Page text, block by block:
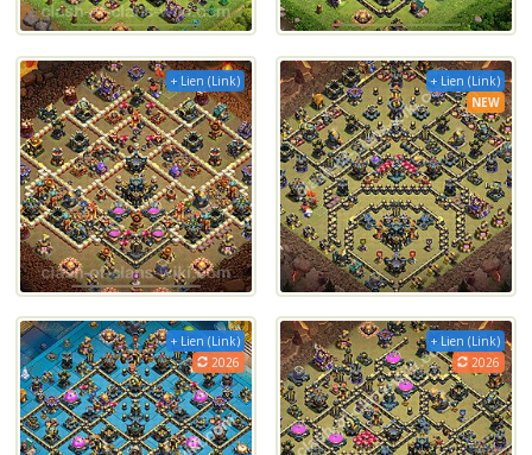
+ Lien (Link)
+ Lien (Link)
NEW
+ Lien (Link)
2026
+ Lien (Link)
2026